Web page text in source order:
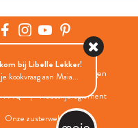
Group
Cookies instellingen
FAQ
Wedstrijdreglement
Onze zusterwebsites
bij Libelle Lekker!
kookvraag aan Maia...